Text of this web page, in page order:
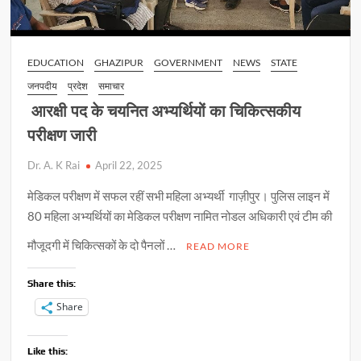
EDUCATION GHAZIPUR GOVERNMENT NEWS
STATE
जनपदीय
प्रदेश समाचार
आरक्षी पद के चयनित अभ्यर्थियों का चिकित्सकीय
परीक्षण जारी
Dr. A. K Rai April 22, 2025
मेडिकल परीक्षण में सफल रहीं सभी महिला अभ्यर्थी गाज़ीपुर। पुलिस लाइन में
80 महिला अभ्यर्थियों का मेडिकल परीक्षण नामित नोडल अधिकारी एवं टीम की
मौजूदगी में चिकित्सकों के दो पैनलों …
READ MORE
Share this:
Share
Like this: